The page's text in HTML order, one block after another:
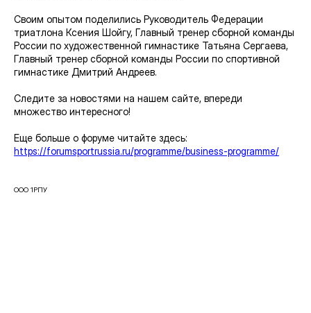
Своим опытом поделились Руководитель Федерации
триатлона Ксения Шойгу, Главный тренер сборной команды
России по художественной гимнастике Татьяна Сергаева,
Главный тренер сборной команды России по спортивной
гимнастике Дмитрий Андреев.
Следите за новостями на нашем сайте, впереди
множество интересного!
Еще больше о форуме читайте здесь:
https://forumsportrussia.ru/programme/business-programme/
ООО 1РПУ